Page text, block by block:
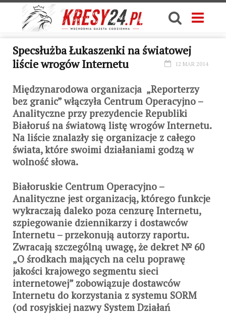
Specsłużba Łukaszenki na światowej
liście wrogów Internetu
12 MAR 2014
Międzynarodowa organizacja „Reporterzy
bez granic” włączyła Centrum Operacyjno –
Analityczne przy prezydencie Republiki
Białoruś na światową listę wrogów Internetu.
Na liście znalazły się organizacje z całego
świata, które swoimi działaniami godzą w
wolność słowa.
Białoruskie Centrum Operacyjno –
Analityczne jest organizacją, którego funkcje
wykraczają daleko poza cenzurę Internetu,
szpiegowanie dziennikarzy i dostawców
Internetu – przekonują autorzy raportu.
Zwracają szczególną uwagę, że dekret № 60
„O środkach mających na celu poprawę
jakości krajowego segmentu sieci
internetowej” zobowiązuje dostawców
Internetu do korzystania z systemu SORM
(od rosyjskiej nazwy System Działań